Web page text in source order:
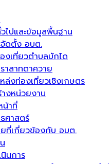
ไปและข้อมูลพื้นฐาน
จัดตั้ง อบต.
งเที่ยวตำบลบักได
าสาทตาควาย
ล่งท่องเที่ยวเชิงเกษตร
างหน่วยงาน
น้าที่
ศาสตร์
ที่เกี่ยวข้องกับ อบต.
นการ